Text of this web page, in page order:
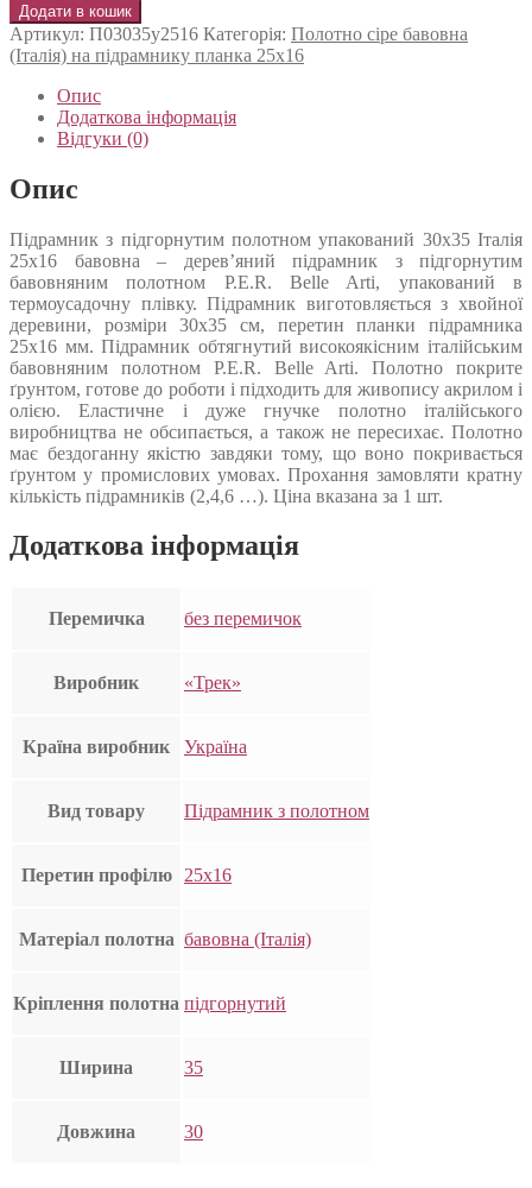
Додати в кошик
Артикул: П03035у2516 Категорія: Полотно сіре бавовна
(Італія) на підрамнику планка 25х16
Опис
Додаткова інформація
Відгуки (0)
Опис
Підрамник з підгорнутим полотном упакований 30х35 Італія
25х16 бавовна – дерев’яний підрамник з підгорнутим
бавовняним полотном P.E.R. Belle Arti, упакований в
термоусадочну плівку. Підрамник виготовляється з хвойної
деревини, розміри 30х35 см, перетин планки підрамника
25х16 мм. Підрамник обтягнутий високоякісним італійським
бавовняним полотном P.E.R. Belle Arti. Полотно покрите
ґрунтом, готове до роботи і підходить для живопису акрилом і
олією. Еластичне і дуже гнучке полотно італійського
виробництва не обсипається, а також не пересихає. Полотно
має бездоганну якістю завдяки тому, що воно покривається
ґрунтом у промислових умовах. Прохання замовляти кратну
кількість підрамників (2,4,6 …). Ціна вказана за 1 шт.
Додаткова інформація
Перемичка без перемичок
Виробник «Трек»
Країна виробник Україна
Вид товару Підрамник з полотном
Перетин профілю 25х16
Матеріал полотна бавовна (Італія)
Кріплення полотна підгорнутий
Ширина 35
Довжина 30